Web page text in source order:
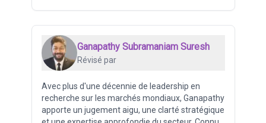
Ganapathy Subramaniam Suresh
Révisé par
Avec plus d'une décennie de leadership en
recherche sur les marchés mondiaux, Ganapathy
apporte un jugement aigu, une clarté stratégique